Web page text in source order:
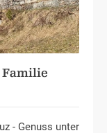
- Genuss unter